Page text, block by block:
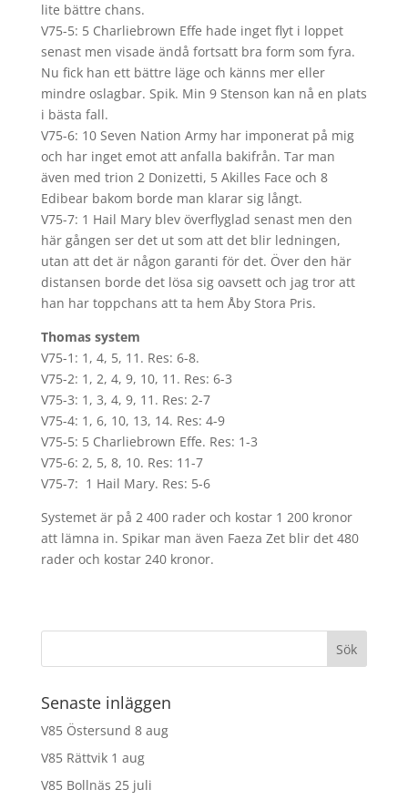
lite bättre chans.
V75-5: 5 Charliebrown Effe hade inget flyt i loppet
senast men visade ändå fortsatt bra form som fyra.
Nu fick han ett bättre läge och känns mer eller
mindre oslagbar. Spik. Min 9 Stenson kan nå en plats
i bästa fall.
V75-6: 10 Seven Nation Army har imponerat på mig
och har inget emot att anfalla bakifrån. Tar man
även med trion 2 Donizetti, 5 Akilles Face och 8
Edibear bakom borde man klarar sig långt.
V75-7: 1 Hail Mary blev överflyglad senast men den
här gången ser det ut som att det blir ledningen,
utan att det är någon garanti för det. Över den här
distansen borde det lösa sig oavsett och jag tror att
han har toppchans att ta hem Åby Stora Pris.
Thomas system
V75-1: 1, 4, 5, 11. Res: 6-8.
V75-2: 1, 2, 4, 9, 10, 11. Res: 6-3
V75-3: 1, 3, 4, 9, 11. Res: 2-7
V75-4: 1, 6, 10, 13, 14. Res: 4-9
V75-5: 5 Charliebrown Effe. Res: 1-3
V75-6: 2, 5, 8, 10. Res: 11-7
V75-7: 1 Hail Mary. Res: 5-6
Systemet är på 2 400 rader och kostar 1 200 kronor
att lämna in. Spikar man även Faeza Zet blir det 480
rader och kostar 240 kronor.
Senaste inläggen
V85 Östersund 8 aug
V85 Rättvik 1 aug
V85 Bollnäs 25 juli